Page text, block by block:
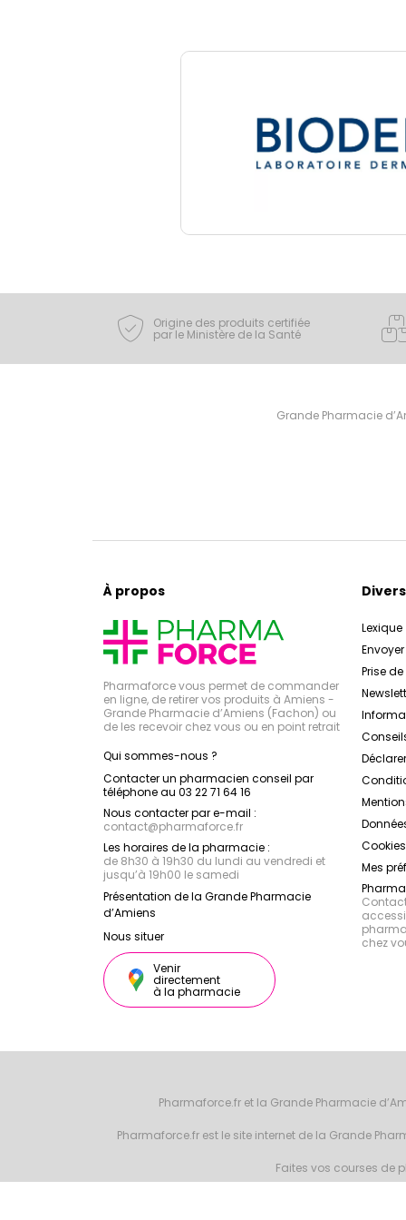
Origine des produits certifiée
par le Ministère de la Santé
Grande Pharmacie
À propos
Pharmaforce vous permet de commander
en ligne, de retirer vos produits à Amiens -
Grande Pharmacie d’Amiens (Fachon) ou
de les recevoir chez vous ou en point retrait
Qui sommes-nous ?
Contacter un pharmacien conseil par
téléphone au 03 22 71 64 16
Nous contacter par e-mail :
contact@pharmaforce.fr
Les horaires de la pharmacie :
de 8h30 à 19h30 du lundi au vendredi et
jusqu’à 19h00 le samedi
Présentation de la Grande Pharmacie
d’Amiens
Nous situer
Venir
directement
à la pharmacie
Divers
Lexique
Prise
Cookies
Mes
chez
Pharmaforce.fr et la Grande Pharmacie
Pharmaforce.fr est le site internet de la Grande
Faites vos courses de